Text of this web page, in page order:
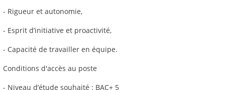
- Rigueur et autonomie,
- Esprit d’initiative et proactivité,
- Capacité de travailler en équipe.
Conditions d'accès au poste
- Niveau d’étude souhaité : BAC+ 5